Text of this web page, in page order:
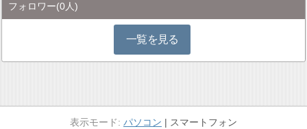
フォロワー(0人)
一覧を見る
パソコン スマートフォン